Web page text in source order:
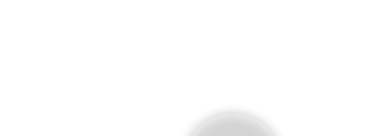
le tournage a été difficile pour les